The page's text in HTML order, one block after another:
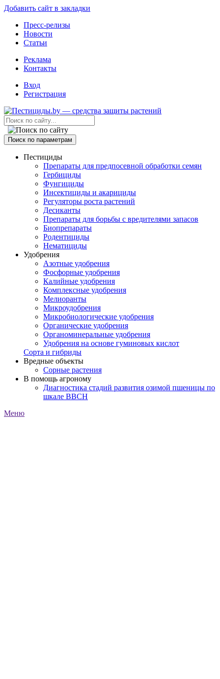
Добавить сайт в закладки
Пресс-релизы
Новости
Статьи
Реклама
Контакты
Вход
Регистрация
Поиск по параметрам
Пестициды
Препараты для предпосевной обработки семян
Гербициды
Фунгициды
Инсектициды и акарициды
Регуляторы роста растений
Десиканты
Препараты для борьбы с вредителями запасов
Биопрепараты
Родентициды
Нематициды
Удобрения
Азотные удобрения
Фосфорные удобрения
Калийные удобрения
Комплексные удобрения
Мелиоранты
Микроудобрения
Микробиологические удобрения
Органические удобрения
Органоминеральные удобрения
Удобрения на основе гуминовых кислот
Сорта и гибриды
Вредные объекты
Сорные растения
В помощь агроному
Диагностика стадий развития озимой пшеницы по
шкале ВВСН
Меню